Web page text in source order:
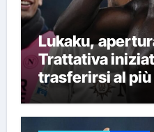
Lukaku,
Trattativa
trasferirsi al